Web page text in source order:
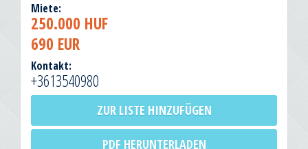
Miete:
250.000 HUF
690 EUR
Kontakt:
+3613540980
ZUR LISTE HINZUFÜGEN
PDF HERUNTERLADEN